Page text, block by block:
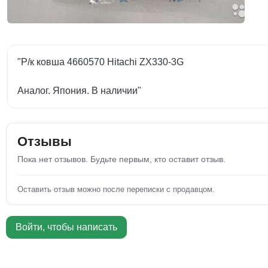
"Р/к ковша 4660570 Hitachi ZX330-3G
Аналог. Япония. В наличии"
Отзывы
Пока нет отзывов. Будьте первым, кто оставит отзыв.
Оставить отзыв можно после переписки с продавцом.
Войти, чтобы написать